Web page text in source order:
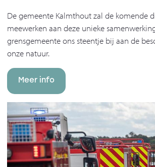
De gemeente Kalmthout zal de komende
meewerken aan deze unieke
grensgemeente ons steentje bij aan de
onze natuur.
Meer info